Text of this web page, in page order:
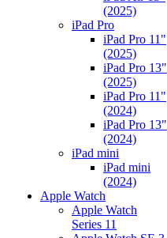
(2025)
iPad Pro
iPad Pro 11"
(2025)
iPad Pro 13"
(2025)
iPad Pro 11"
(2024)
iPad Pro 13"
(2024)
iPad mini
iPad mini
(2024)
Apple Watch
Apple Watch
Series 11